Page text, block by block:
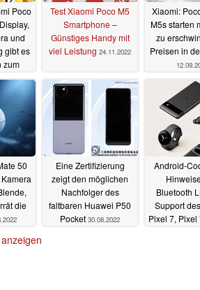
Poco
und
gibt es
zum
Test Xiaomi Poco M5
Smartphone –
Günstiges Handy mit
viel Leistung 24.11.2022
Xiaomi:
M5s starten
zu
Preisen in
50
die
Eine Zertifizierung
zeigt den möglichen
Nachfolger des
faltbaren Huawei P50
Pocket 30.08.2022
Android-
Bluetooth
Support
Pixel 7, Pixel